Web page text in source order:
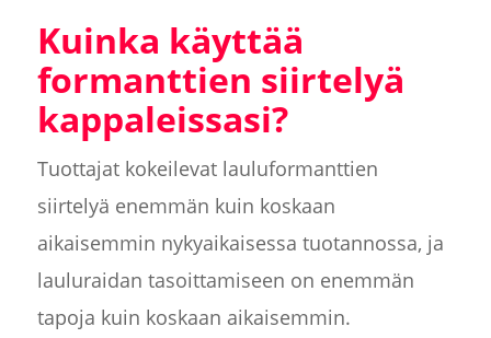
Kuinka käyttää
formanttien siirtelyä
kappaleissasi?
Tuottajat kokeilevat lauluformanttien
siirtelyä enemmän kuin koskaan
aikaisemmin nykyaikaisessa tuotannossa, ja
lauluraidan tasoittamiseen on enemmän
tapoja kuin koskaan aikaisemmin.